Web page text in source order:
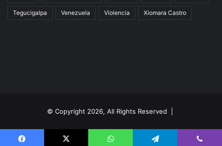
Tegucigalpa Venezuela Violencia Xiomara Castro
© Copyright 2026, All Rights Reserved |